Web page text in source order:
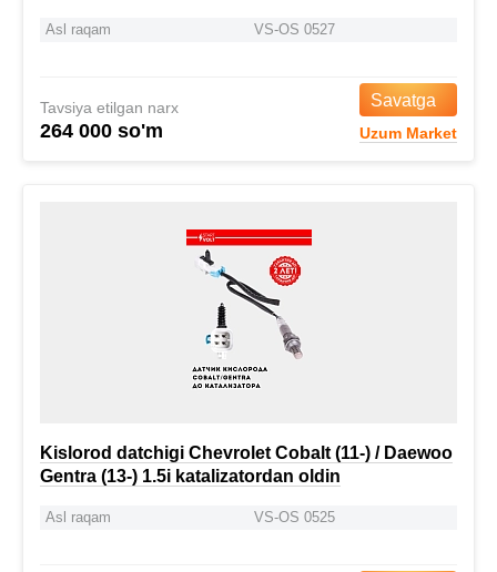
Asl raqam VS-OS 0527
Tavsiya etilgan narx
264 000 so'm
Savatga
Uzum Market
Kislorod datchigi Chevrolet Cobalt (11-) / Daewoo
Gentra (13-) 1.5i katalizatordan oldin
Asl raqam VS-OS 0525